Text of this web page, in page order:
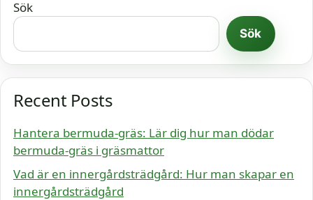
Sök
Sök
Recent Posts
Hantera bermuda-gräs: Lär dig hur man dödar
bermuda-gräs i gräsmattor
Vad är en innergårdsträdgård: Hur man skapar en
innergårdsträdgård